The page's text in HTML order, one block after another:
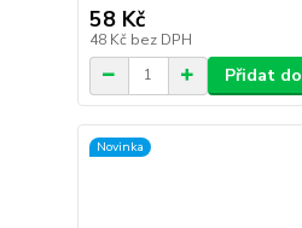
58 Kč
48 Kč bez DPH
Přidat
Novinka